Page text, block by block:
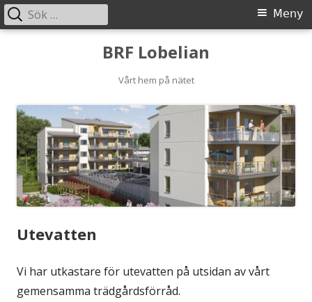
BRF Lobelian
Vårt hem på nätet
Primär
Meny
Sök
efter:
Utevatten
Vi har utkastare för utevatten på utsidan av vårt
gemensamma trädgårdsförråd.